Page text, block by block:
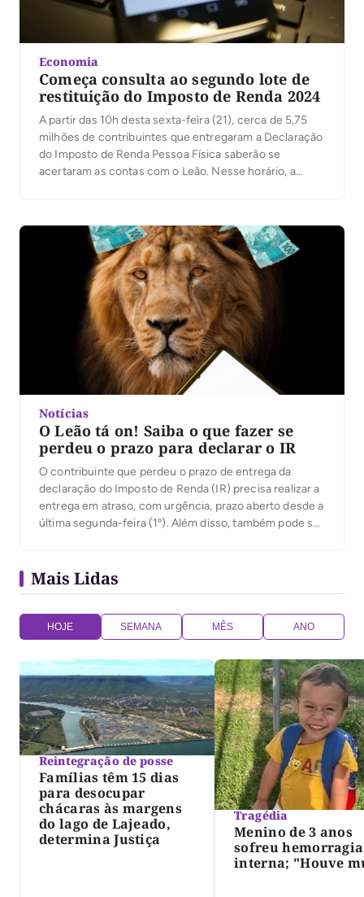
Economia
Começa consulta ao segundo lote de
restituição do Imposto de Renda 2024
A partir das 10h desta sexta-feira (21), cerca de 5,75
milhões de contribuintes que entregaram a Declaração
do Imposto de Renda Pessoa Física saberão se
acertaram as contas com o Leão. Nesse horário, a
de 250 […]
Notícias
O Leão tá on! Saiba o que fazer se
perdeu o prazo para declarar o IR
O contribuinte que perdeu o prazo de entrega da
declaração do Imposto de Renda (IR) precisa realizar a
entrega em atraso, com urgência, prazo aberto desde a
última segunda-feira (1º). Além disso, também pode ser
omitidos na declaração original. Se, mesmo […]
Mais Lidas
HOJE SEMANA MÊS ANO
Reintegração de posse
Famílias têm 15 dias
para desocupar
chácaras às margens
do lago de Lajeado,
determina Justiça
Tragédia
Menino de 3 anos
sofreu hemorragia
interna; "Houve